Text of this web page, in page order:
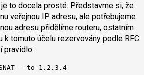
to docela prosté. Představme si, že
veřejnou IP adresu, ale potřebujeme
adresu přidělíme routeru, ostatním
tomuto účelu rezervovány podle RFC
pravidlo:
--to 1.2.3.4